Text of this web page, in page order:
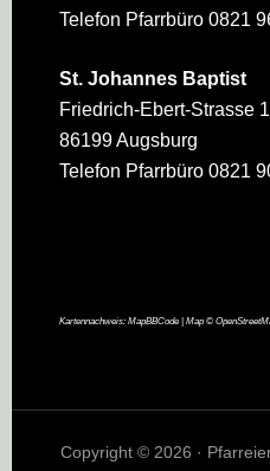
Telefon Pfarrbüro 0821
St. Johannes Baptist
Friedrich-Ebert-Strasse
86199 Augsburg
Telefon Pfarrbüro 0821
Kartennachweis: MapBBCode| Map ©
Copyright © 2026 ·